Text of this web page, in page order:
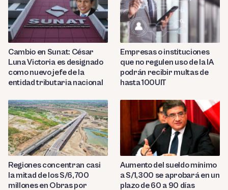
Cambio en Sunat: César
Luna Victoria es designado
como nuevo jefe de la
entidad tributaria nacional
Empresas o instituciones
que no regulen uso de la IA
podrán recibir multas de
hasta 100UIT
Regiones concentran casi
la mitad de los S/6,700
millones en Obras por
Aumento del sueldo mínimo
a S/1,300 se aprobará en un
plazo de 60 a 90 días